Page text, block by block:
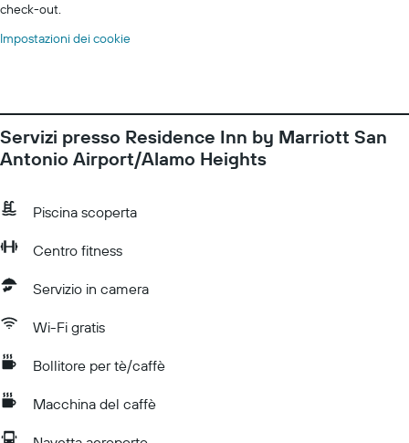
check-out.
Impostazioni dei cookie
Servizi presso Residence Inn by Marriott San
Antonio Airport/Alamo Heights
Piscina scoperta
Centro fitness
Servizio in camera
Wi-Fi gratis
Bollitore per tè/caffè
Macchina del caffè